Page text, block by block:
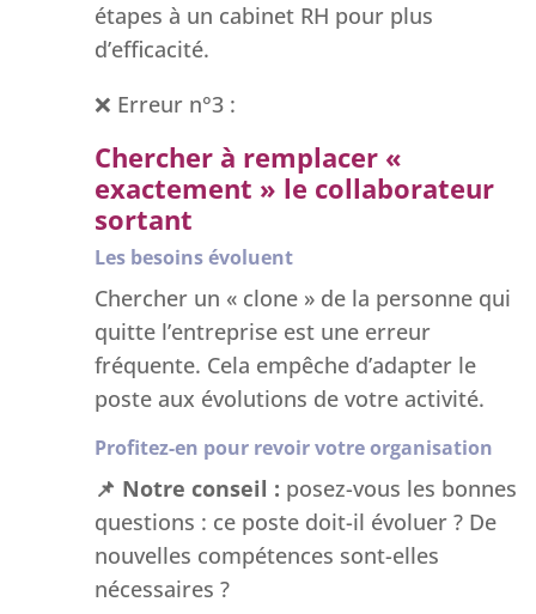
étapes à un cabinet RH pour plus
d’efficacité.
❌ Erreur n°3 :
Chercher à remplacer «
exactement » le collaborateur
sortant
Les besoins évoluent
Chercher un « clone » de la personne qui
quitte l’entreprise est une erreur
fréquente. Cela empêche d’adapter le
poste aux évolutions de votre activité.
Profitez-en pour revoir votre organisation
📌 Notre conseil : posez-vous les bonnes
questions : ce poste doit-il évoluer ? De
nouvelles compétences sont-elles
nécessaires ?